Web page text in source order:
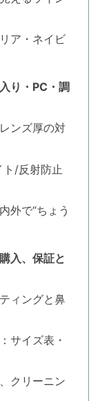
ア・ネイビ
り・PC・調
ンズ厚の対
/反射防止
外で“ちょう
入、保証と
ィングと鼻
サイズ表・
クリーニン